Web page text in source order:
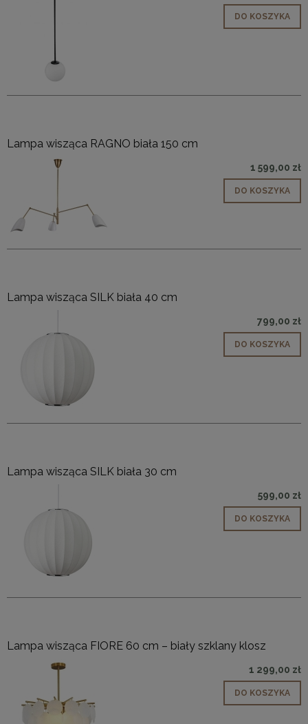
DO KOSZYKA
Lampa wisząca RAGNO biała 150 cm
1 599,00 zł
DO KOSZYKA
Lampa wisząca SILK biała 40 cm
799,00 zł
DO KOSZYKA
Lampa wisząca SILK biała 30 cm
599,00 zł
DO KOSZYKA
Lampa wisząca FIORE 60 cm – biały szklany klosz
1 299,00 zł
DO KOSZYKA